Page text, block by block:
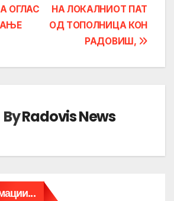
НА ЛОКАЛНИОТ ПАТ
ОД ТОПОЛНИЦА КОН
РАДОВИШ,
ОГЛАС
ByRadovis News